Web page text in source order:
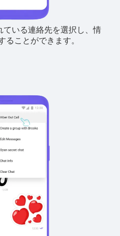
ている連絡先を選択し、情
ることができます。